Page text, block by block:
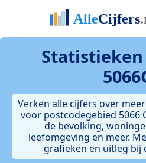
Verken alle cijfers over
voor postcodegebied 5066
de bevolking,
leefomgeving en meer.
grafieken en uitleg bij